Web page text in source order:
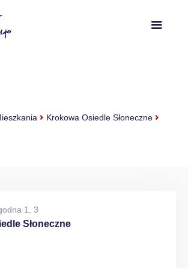
Krokowa Osiedle Słoneczne
1, 3
Słoneczne